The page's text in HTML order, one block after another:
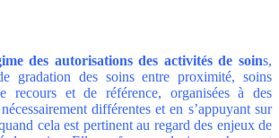
des autorisations des activités de soins,
gradation des soins entre proximité, soins
recours et de référence, organisées à des
différentes et en s’appuyant sur
cela est pertinent au regard des enjeux de